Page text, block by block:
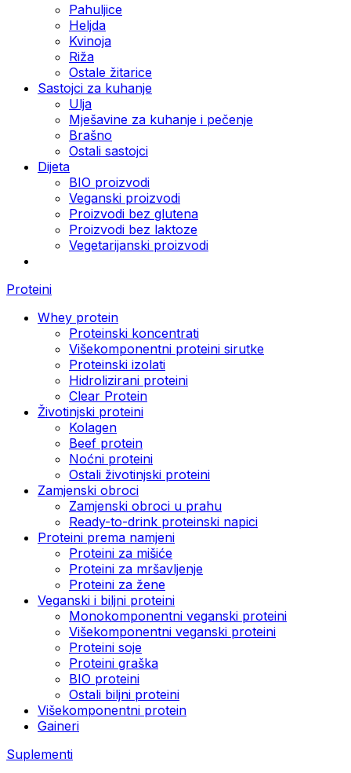
Pahuljice
Heljda
Kvinoja
Riža
Ostale žitarice
Sastojci za kuhanje
Ulja
Mješavine za kuhanje i pečenje
Brašno
Ostali sastojci
Dijeta
BIO proizvodi
Veganski proizvodi
Proizvodi bez glutena
Proizvodi bez laktoze
Vegetarijanski proizvodi
Proteini
Whey protein
Proteinski koncentrati
Višekomponentni proteini sirutke
Proteinski izolati
Hidrolizirani proteini
Clear Protein
Životinjski proteini
Kolagen
Beef protein
Noćni proteini
Ostali životinjski proteini
Zamjenski obroci
Zamjenski obroci u prahu
Ready-to-drink proteinski napici
Proteini prema namjeni
Proteini za mišiće
Proteini za mršavljenje
Proteini za žene
Veganski i biljni proteini
Monokomponentni veganski proteini
Višekomponentni veganski proteini
Proteini soje
Proteini graška
BIO proteini
Ostali biljni proteini
Višekomponentni protein
Gaineri
Suplementi